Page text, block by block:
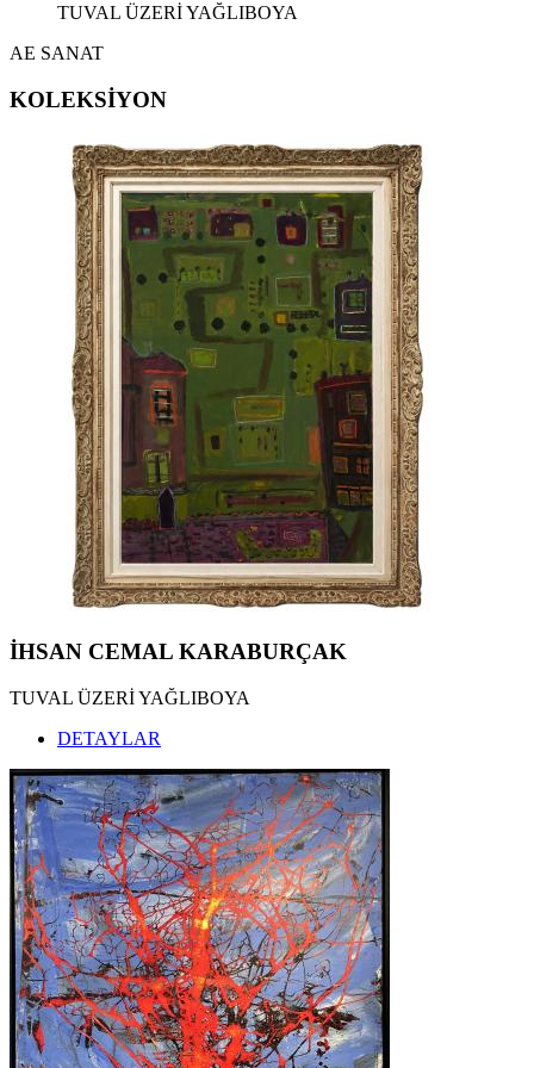
EKREM YALÇINDAĞ ESERLERİ
ALEV EBUZİYYA ESERLERİ
NEJAT SATI ESERLERİ
ALEV EBUZİYYA SİESBYE ESERLERİ
KOMET ESERLERİ,
AYLA TURAN ESERLERİ,
İHSAN CEMAL KARABURÇAK ESERLERİ
TUVAL ÜZERİ YAĞLIBOYA
AE SANAT
KOLEKSİYON
İHSAN CEMAL KARABURÇAK
TUVAL ÜZERİ YAĞLIBOYA
DETAYLAR